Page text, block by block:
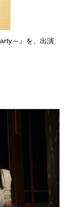
～』を、出演